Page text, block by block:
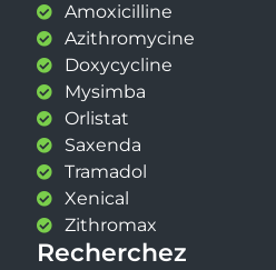
Amoxicilline
Azithromycine
Doxycycline
Mysimba
Orlistat
Saxenda
Tramadol
Xenical
Zithromax
Recherchez